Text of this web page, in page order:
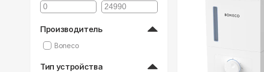
Производитель
Boneco
Тип устройства